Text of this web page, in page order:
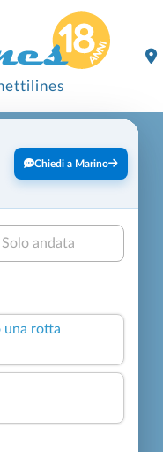
Chiedi a Marino
Solo andata
una rotta